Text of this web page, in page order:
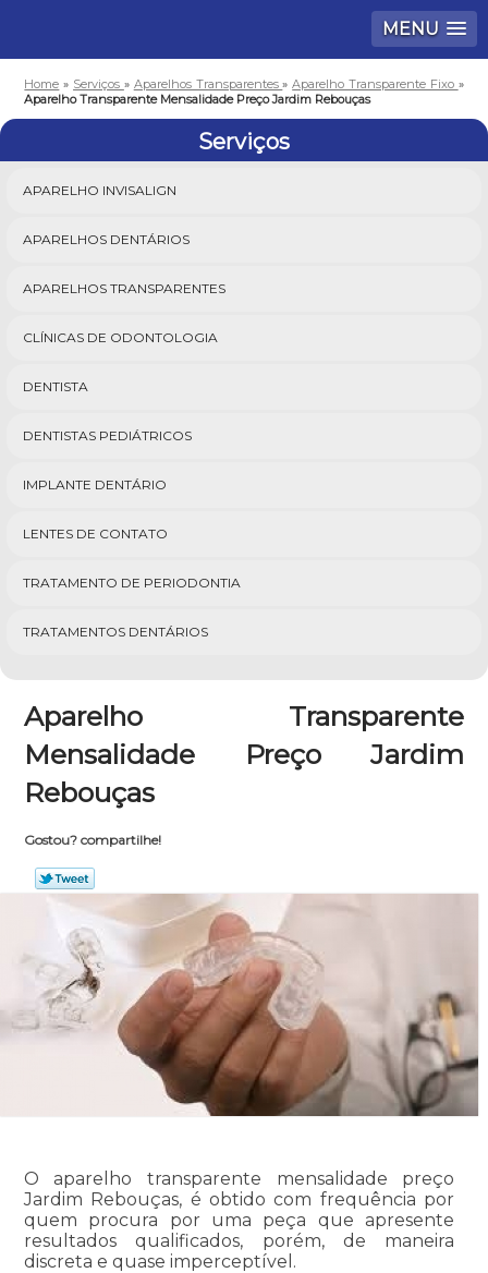
MENU
Home » Serviços » Aparelhos Transparentes»Aparelho Transparente Fixo »
Aparelho Transparente Mensalidade Preço Jardim Rebouças
Serviços
APARELHO INVISALIGN
APARELHOS DENTÁRIOS
APARELHOS TRANSPARENTES
CLÍNICAS DE ODONTOLOGIA
DENTISTA
DENTISTAS PEDIÁTRICOS
IMPLANTE DENTÁRIO
LENTES DE CONTATO
TRATAMENTO DE PERIODONTIA
TRATAMENTOS DENTÁRIOS
Aparelho Transparente
Mensalidade Preço Jardim
Rebouças
Gostou? compartilhe!
O aparelho transparente mensalidade preço
Jardim Rebouças, é obtido com frequência por
quem procura por uma peça que apresente
resultados qualificados, porém, de maneira
discreta e quase imperceptível.